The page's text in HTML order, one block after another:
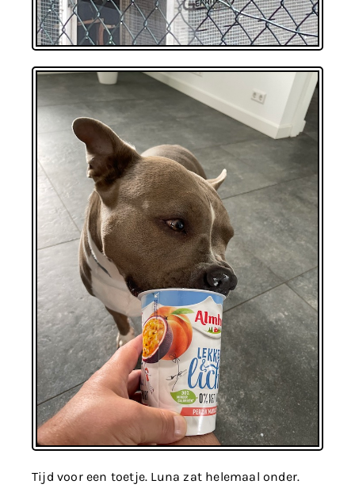
Tijd voor een toetje. Luna zat helemaal onder.